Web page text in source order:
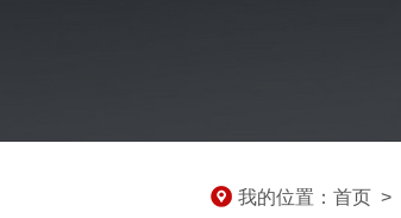
我的位置： 首页 >